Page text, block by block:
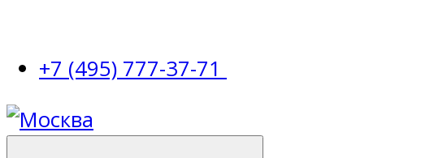
+7 (495) 777-37-71